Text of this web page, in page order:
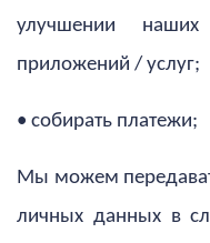
улучшении
приложений / услуг;
• собирать платежи;
Мы можем
личных данных в